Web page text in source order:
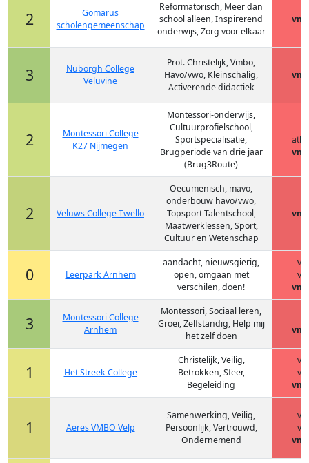
2
Gomarus
scholengemeenschap
Reformatorisch, Meer dan
school alleen, Inspirerend
onderwijs, Zorg voor elkaar
3
Nuborgh College
Veluvine
Prot. Christelijk, Vmbo,
Havo/vwo, Kleinschalig,
Activerende didactiek
2
Montessori College
K27 Nijmegen
Montessori-onderwijs,
Cultuurprofielschool,
Sportspecialisatie,
Brugperiode van drie jaar
(Brug3Route)
2 Veluws College Twello
Oecumenisch, mavo,
onderbouw havo/vwo,
Topsport Talentschool,
Maatwerklessen, Sport,
Cultuur en Wetenschap
0 Leerpark Arnhem
aandacht, nieuwsgierig,
open, omgaan met
verschilen, doen!
3
Montessori College
Arnhem
Montessori, Sociaal leren,
Groei, Zelfstandig, Help mij
het zelf doen
1 Het Streek College
Christelijk, Veilig,
Betrokken, Sfeer,
Begeleiding
1 Aeres VMBO Velp
Samenwerking, Veilig,
Persoonlijk, Vertrouwd,
Ondernemend